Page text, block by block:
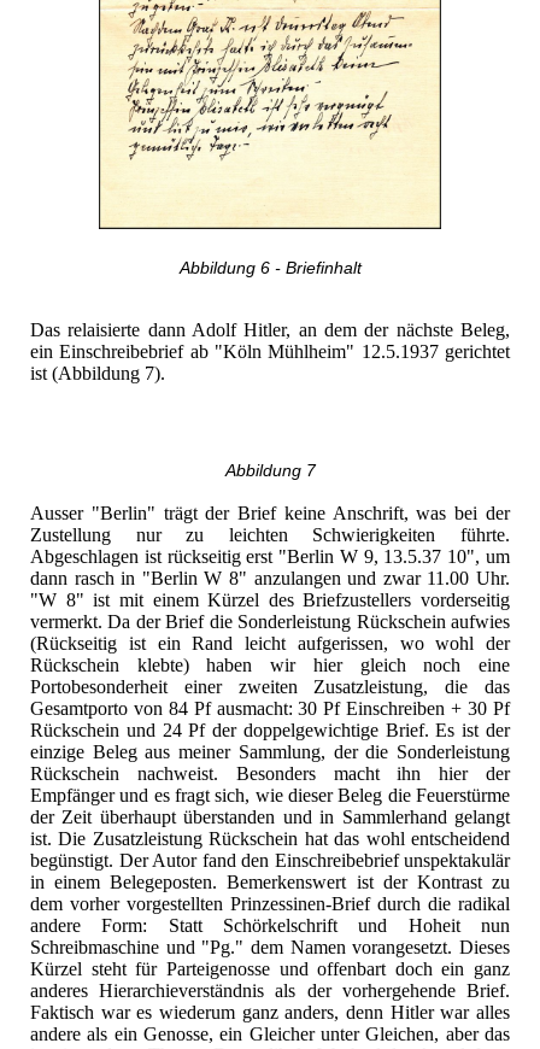
Abbildung 6 - Briefinhalt
Das relaisierte dann Adolf Hitler, an dem der nächste Beleg,
ein Einschreibebrief ab "Köln Mühlheim" 12.5.1937 gerichtet
ist (Abbildung 7).
Abbildung 7
Ausser "Berlin" trägt der Brief keine Anschrift, was bei der
Zustellung nur zu leichten Schwierigkeiten führte.
Abgeschlagen ist rückseitig erst "Berlin W 9, 13.5.37 10", um
dann rasch in "Berlin W 8" anzulangen und zwar 11.00 Uhr.
"W 8" ist mit einem Kürzel des Briefzustellers vorderseitig
vermerkt. Da der Brief die Sonderleistung Rückschein aufwies
(Rückseitig ist ein Rand leicht aufgerissen, wo wohl der
Rückschein klebte) haben wir hier gleich noch eine
Portobesonderheit einer zweiten Zusatzleistung, die das
Gesamtporto von 84 Pf ausmacht: 30 Pf Einschreiben + 30 Pf
Rückschein und 24 Pf der doppelgewichtige Brief. Es ist der
einzige Beleg aus meiner Sammlung, der die Sonderleistung
Rückschein nachweist. Besonders macht ihn hier der
Empfänger und es fragt sich, wie dieser Beleg die Feuerstürme
der Zeit überhaupt überstanden und in Sammlerhand gelangt
ist. Die Zusatzleistung Rückschein hat das wohl entscheidend
begünstigt. Der Autor fand den Einschreibebrief unspektakulär
in einem Belegeposten. Bemerkenswert ist der Kontrast zu
dem vorher vorgestellten Prinzessinen-Brief durch die radikal
andere Form: Statt Schörkelschrift und Hoheit nun
Schreibmaschine und "Pg." dem Namen vorangesetzt. Dieses
Kürzel steht für Parteigenosse und offenbart doch ein ganz
anderes Hierarchieverständnis als der vorhergehende Brief.
Faktisch war es wiederum ganz anders, denn Hitler war alles
andere als ein Genosse, ein Gleicher unter Gleichen, aber das